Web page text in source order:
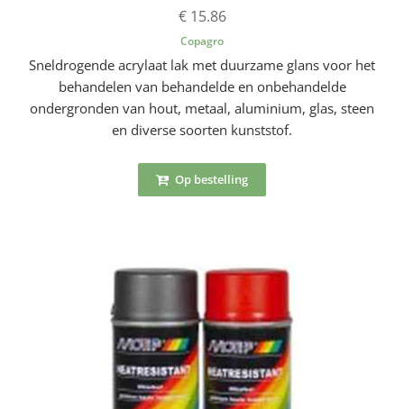
€ 15.86
Copagro
Sneldrogende acrylaat lak met duurzame glans voor het
behandelen van behandelde en onbehandelde
ondergronden van hout, metaal, aluminium, glas, steen
en diverse soorten kunststof.
Op bestelling